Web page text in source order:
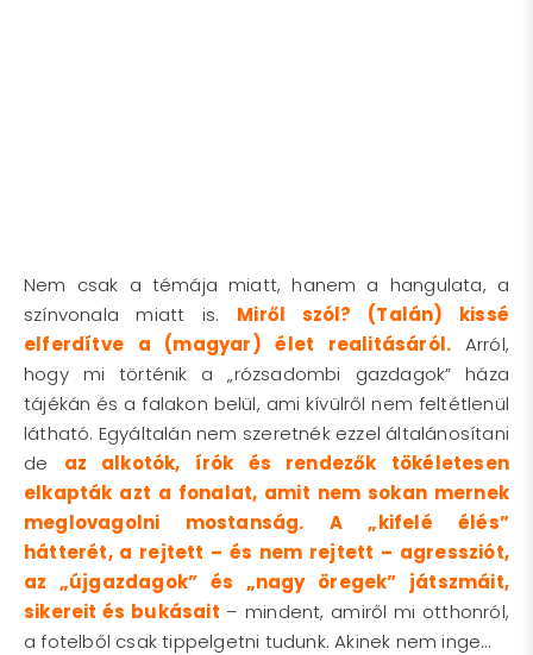
Nem csak a témája miatt, hanem a hangulata, a
színvonala miatt is. Miről szól? (Talán) kissé
elferdítve a (magyar) élet realitásáról. Arról,
hogy mi történik a „rózsadombi gazdagok” háza
tájékán és a falakon belül, ami kívülről nem feltétlenül
látható. Egyáltalán nem szeretnék ezzel általánosítani
de az alkotók, írók és rendezők tökéletesen
elkapták azt a fonalat, amit nem sokan mernek
meglovagolni mostanság.
A „kifelé élés”
hátterét, a rejtett – és nem rejtett – agressziót,
az „újgazdagok” és „nagy öregek” játszmáit,
sikereit és bukásait – mindent, amiről mi otthonról,
a fotelből csak tippelgetni tudunk. Akinek nem inge…